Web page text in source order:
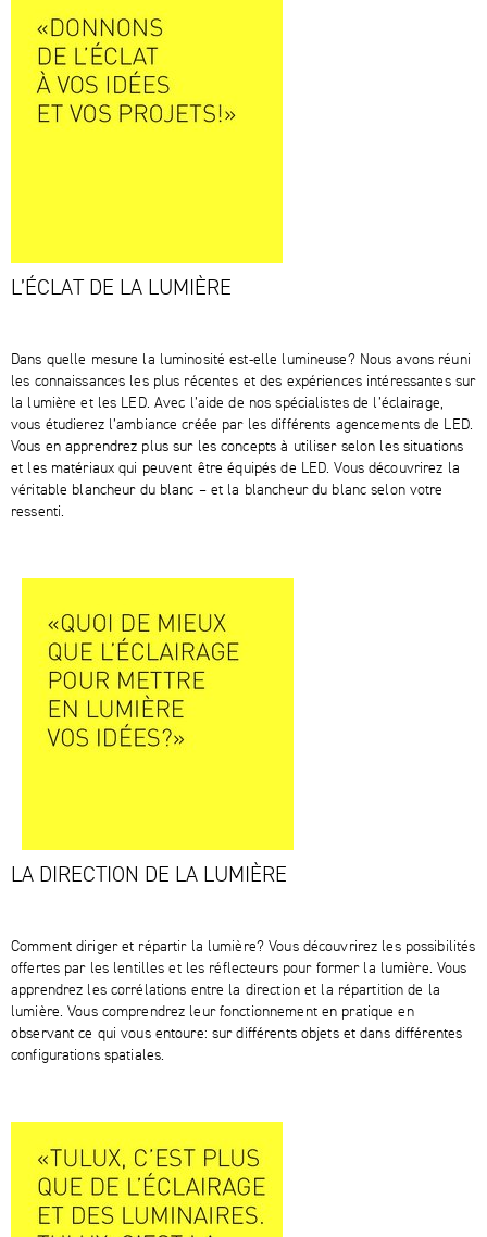
L’ÉCLAT DE LA LUMIÈRE
Dans quelle mesure la luminosité est-elle lumineuse? Nous avons réuni
les connaissances les plus récentes et des expériences intéressantes sur
la lumière et les LED. Avec l’aide de nos spécialistes de l’éclairage,
vous étudierez l’ambiance créée par les différents agencements de LED.
Vous en apprendrez plus sur les concepts à utiliser selon les situations
et les matériaux qui peuvent être équipés de LED. Vous découvrirez la
véritable blancheur du blanc – et la blancheur du blanc selon votre
ressenti.
LA DIRECTION DE LA LUMIÈRE
Comment diriger et répartir la lumière? Vous découvrirez les possibilités
offertes par les lentilles et les réflecteurs pour former la lumière. Vous
apprendrez les corrélations entre la direction et la répartition de la
lumière. Vous comprendrez leur fonctionnement en pratique en
observant ce qui vous entoure: sur différents objets et dans différentes
configurations spatiales.